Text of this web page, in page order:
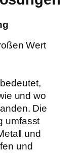
Wert
und wo
Die
umfasst
und
und